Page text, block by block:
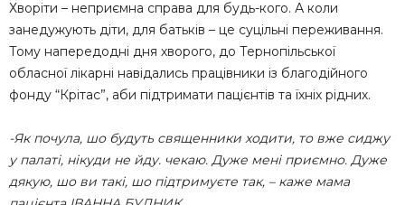
Хворіти – неприємна справа для будь-кого. А коли
занедужують діти, для батьків – це суцільні переживання.
Тому напередодні дня хворого, до Тернопільської
обласної лікарні навідались працівники із благодійного
фонду “Крітас”, аби підтримати пацієнтів та їхніх рідних.
-Як почула, шо будуть священники ходити, то вже сиджу
у палаті, нікуди не йду. чекаю. Дуже мені приємно. Дуже
дякую, шо ви такі, шо підтримуєте так, – каже мама